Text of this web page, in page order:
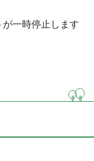
一時停止します